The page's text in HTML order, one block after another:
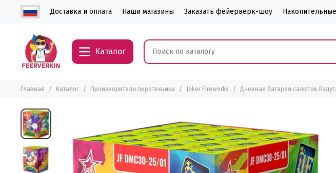
Доставка и оплата Наши магазины Заказать фейерверк-шоу
Каталог
Главная Каталог Производители пиротехники Joker Fireworks Дневная батарея салютов